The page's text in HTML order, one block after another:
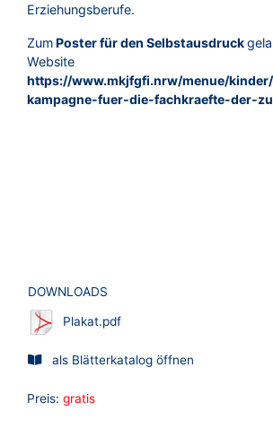
Erziehungsberufe.
ZumPoster für den Selbstausdruck
Website
https://www.mkjfgfi.nrw/menue/
kampagne-fuer-die-fachkraefte-der-
DOWNLOADS
Plakat.pdf
als Blätterkatalog öffnen
Preis: gratis